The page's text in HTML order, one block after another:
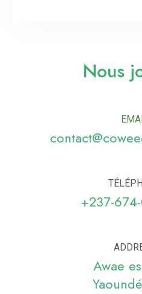
Nous
+237-
Awae